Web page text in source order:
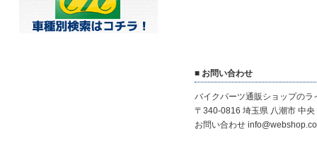
■ お問い合わせ
バイクパーツ通販ショップのラ
〒340-0816 埼玉県 八潮市 中
お問い合わせ